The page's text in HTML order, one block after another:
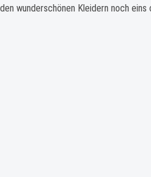
den wunderschönen Kleidern noch